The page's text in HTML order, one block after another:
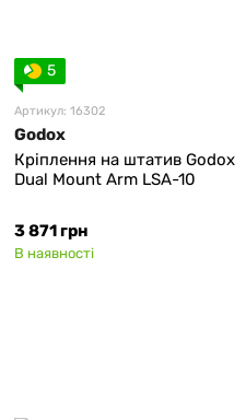
5
Артикул: 16302
Godox
Кріплення на штатив Godox
Dual Mount Arm LSA-10
3 871 грн
В наявності